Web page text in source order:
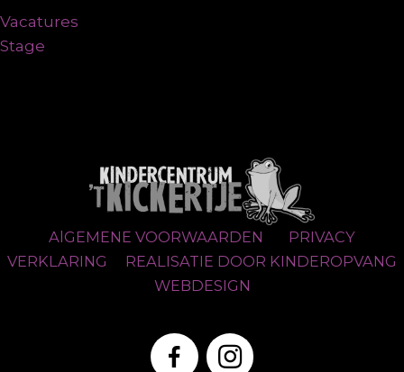
Vacatures
Stage
AlGEMENE VOORWAARDEN
PRIVACY
VERKLARING
REALISATIE DOOR KINDEROPVANG
WEBDESIGN